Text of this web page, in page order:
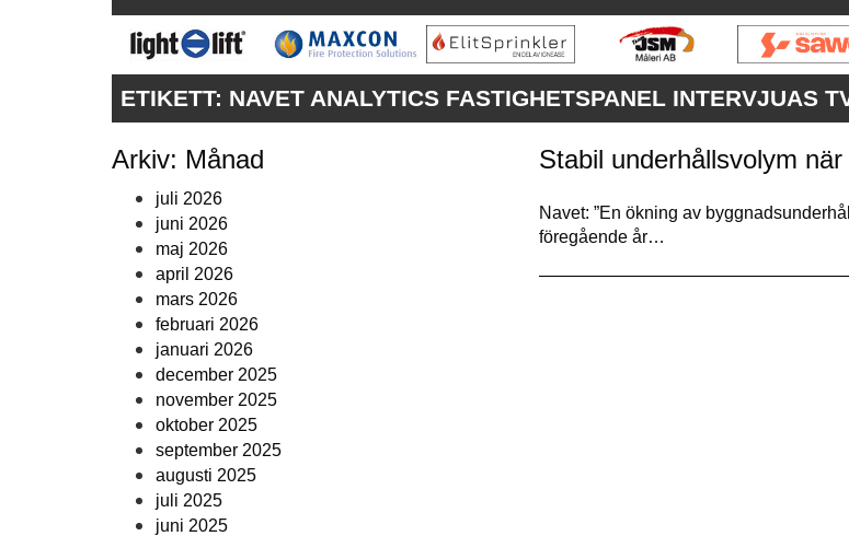
ETIKETT: NAVET ANALYTICS FASTIGHETSPANEL INTERVJUAS
Arkiv: Månad
juli 2026
juni 2026
maj 2026
april 2026
mars 2026
februari 2026
januari 2026
december 2025
november 2025
oktober 2025
september 2025
augusti 2025
juli 2025
juni 2025
Stabil underhållsvolym
Navet: ”En ökning av
föregående år…